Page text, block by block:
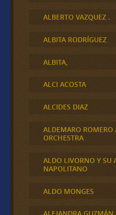
ALBERTO VAZQUEZ .
ALBITA RODRÍGUEZ
ALBITA,
ALCI ACOSTA
ALCIDES DIAZ
ALDEMARO
ORCHESTRA
ALDO LIVORNO Y SU
NAPOLITANO
ALDO MONGES